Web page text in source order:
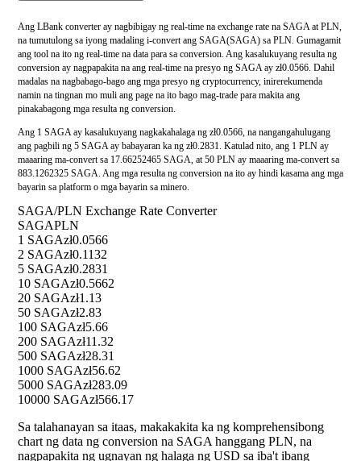
Ang LBank converter ay nagbibigay ng real-time na exchange rate na SAGA at PLN,
na tumutulong sa iyong madaling i-convert ang SAGA(SAGA) sa PLN. Gumagamit
ang tool na ito ng real-time na data para sa conversion. Ang kasalukuyang resulta ng
conversion ay nagpapakita na ang real-time na presyo ng SAGA ay zł0.0566. Dahil
madalas na nagbabago-bago ang mga presyo ng cryptocurrency, inirerekumenda
namin na tingnan mo muli ang page na ito bago mag-trade para makita ang
pinakabagong mga resulta ng conversion.
Ang 1 SAGA ay kasalukuyang nagkakahalaga ng zł0.0566, na nangangahulugang
ang pagbili ng 5 SAGA ay babayaran ka ng zł0.2831. Katulad nito, ang 1 PLN ay
maaaring ma-convert sa 17.66252465 SAGA, at 50 PLN ay maaaring ma-convert sa
883.1262325 SAGA. Ang mga resulta ng conversion na ito ay hindi kasama ang mga
bayarin sa platform o mga bayarin sa minero.
SAGA/PLN Exchange Rate Converter
SAGAPLN
1 SAGAzł0.0566
2 SAGAzł0.1132
5 SAGAzł0.2831
10 SAGAzł0.5662
20 SAGAzł1.13
50 SAGAzł2.83
100 SAGAzł5.66
200 SAGAzł11.32
500 SAGAzł28.31
1000 SAGAzł56.62
5000 SAGAzł283.09
10000 SAGAzł566.17
Sa talahanayan sa itaas, makakakita ka ng komprehensibong
chart ng data ng conversion na SAGA hanggang PLN, na
nagpapakita ng ugnayan ng halaga ng USD sa iba't ibang